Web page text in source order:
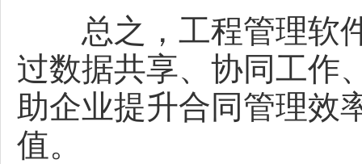
总之，工程管理软件
过数据共享、协同工作
助企业提升合同管理效
值。